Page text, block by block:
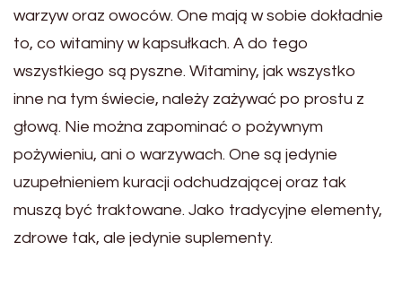
warzyw oraz owoców. One mają w sobie dokładnie
to, co witaminy w kapsułkach. A do tego
wszystkiego są pyszne. Witaminy, jak wszystko
inne na tym świecie, należy zażywać po prostu z
głową. Nie można zapominać o pożywnym
pożywieniu, ani o warzywach. One są jedynie
uzupełnieniem kuracji odchudzającej oraz tak
muszą być traktowane. Jako tradycyjne elementy,
zdrowe tak, ale jedynie suplementy.